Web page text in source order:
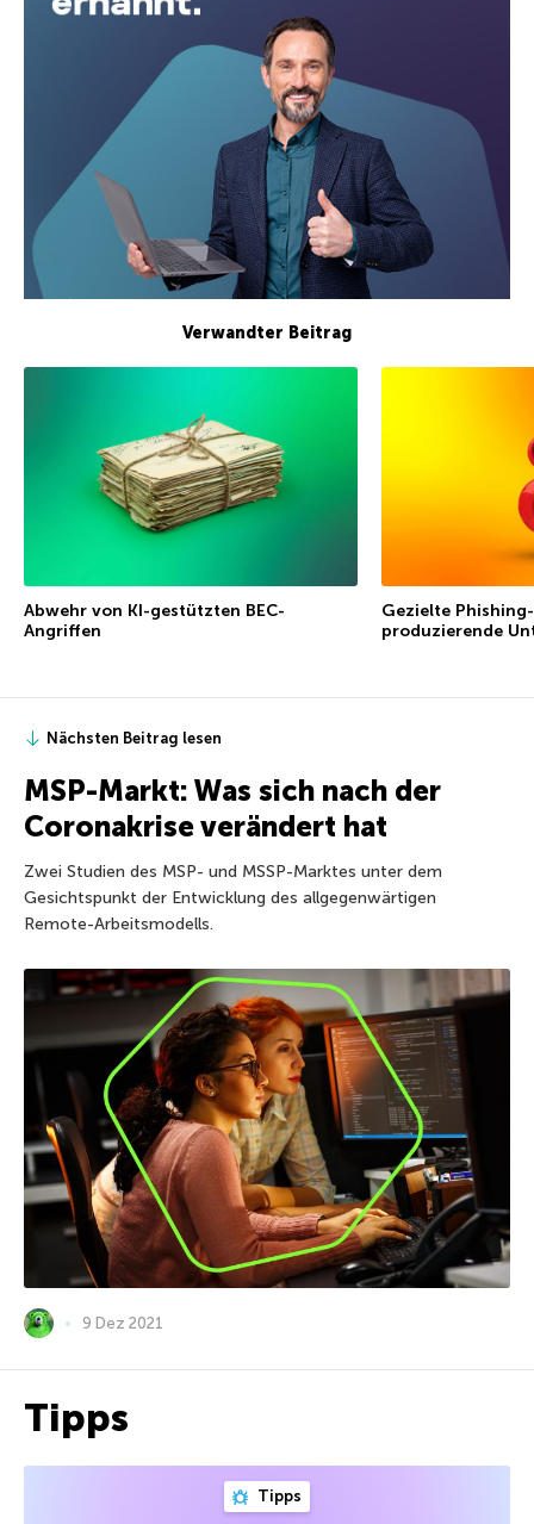
Verwandter Beitrag
Abwehr von KI-gestützten BEC-
Angriffen
Gezielte
produzierende
Nächsten Beitrag lesen
MSP-Markt: Was sich nach der
Coronakrise verändert hat
Zwei Studien des MSP- und MSSP-Marktes unter dem
Gesichtspunkt der Entwicklung des allgegenwärtigen
Remote-Arbeitsmodells.
9 Dez 2021
Tipps
Tipps